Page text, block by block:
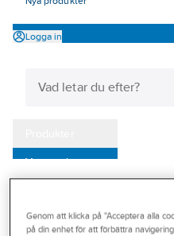
Logga in
Varumärken
Outlet
Genom att klicka på "Acceptera alla
på din enhet för att förbättra